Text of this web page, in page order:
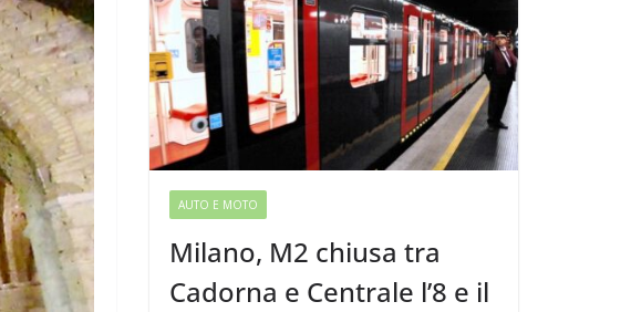
AUTO E MOTO
Milano, M2 chiusa tra
Cadorna e Centrale l’8 e il